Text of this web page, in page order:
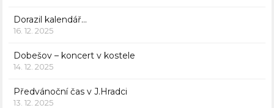
Dorazil kalendář…
16. 12. 2025
Dobešov – koncert v kostele
14. 12. 2025
Předvánoční čas v J.Hradci
13. 12. 2025